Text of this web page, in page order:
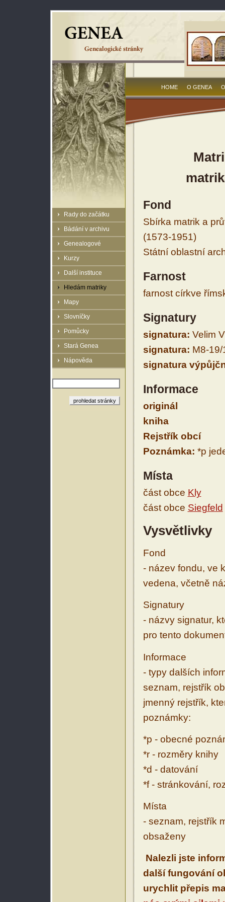
Rady do začátku
Bádání v archivu
Genealogové
Kurzy
Další instituce
Hledám matriky
Mapy
Slovníčky
Pomůcky
Stará Genea
Nápověda
HOME O GENEA
Fond
Sbírka matrik a
(1573-1951)
Státní oblastní
Farnost
farnost církve
Signatury
signatura: Velim
signatura: M8-19/
signatura
Informace
originál
kniha
Rejstřík obcí
Poznámka: *p
Místa
část obce Kly
část obce Siegfeld
Vysvětlivky
Fond
- název fondu, ve
vedena, včetně
Signatury
- názvy signatur,
pro tento
Informace
- typy dalších
seznam, rejstřík
jmenný rejstřík,
poznámky:
*p - obecné
*r - rozměry knihy
*d - datování
*f - stránkování,
Místa
- seznam, rejstřík
obsaženy
Nalezli jste
další fungování
urychlit přepis